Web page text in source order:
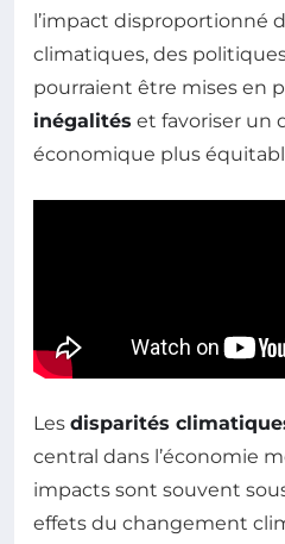
l’impact disproportionné
climatiques, des
pourraient être mises en
inégalités et favoriser un
économique plus
Les disparités
central dans l’économie
impacts sont souvent
effets du changement